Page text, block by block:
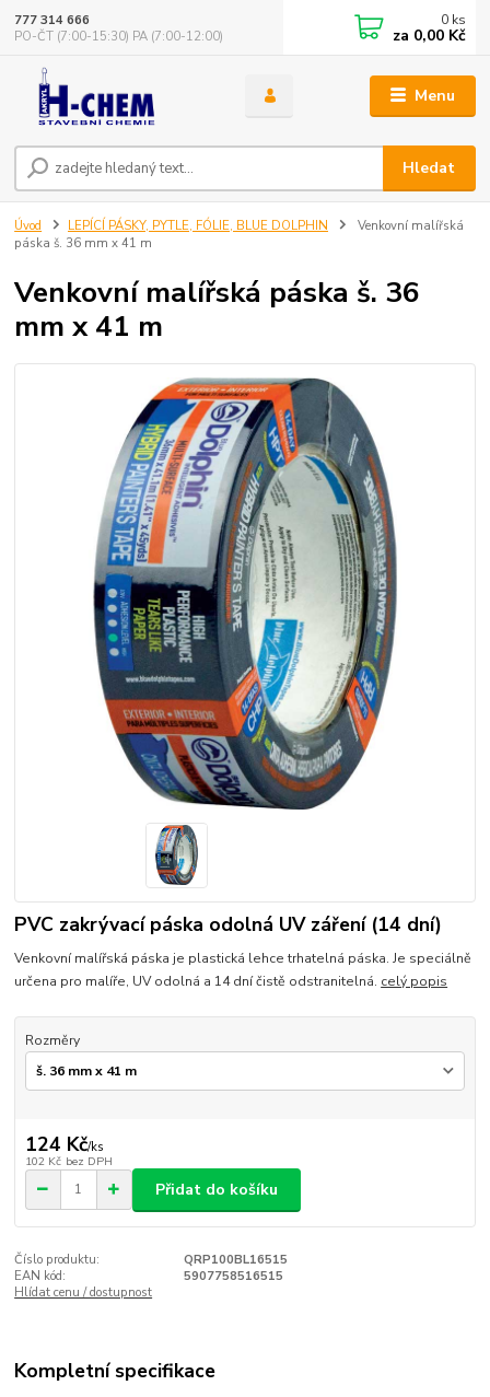
Menu
Hledat
777 314 666
PO-ČT (7:00-15:30) PA (7:00-12:00)
0 ks
za 0,00 Kč
Úvod LEPÍCÍ PÁSKY, PYTLE, FÓLIE, BLUE DOLPHIN
Venkovní malířská
páska š. 36 mm x 41 m
Venkovní malířská páska š. 36
mm x 41 m
PVC zakrývací páska odolná UV záření (14 dní)
Venkovní malířská páska je plastická lehce trhatelná páska. Je speciálně
určena pro malíře, UV odolná a 14 dní čistě odstranitelná. celý popis
Rozměry
124 Kč/ks
102 Kč bez DPH
Přidat do košíku
Číslo produktu:
QRP100BL16515
EAN kód:
5907758516515
Hlídat cenu / dostupnost
Kompletní specifikace